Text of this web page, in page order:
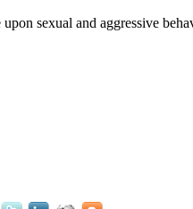
sexual and aggressive